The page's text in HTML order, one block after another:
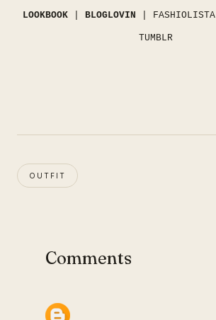
LOOKBOOK BLOGLOVIN FASHIOLISTA
TUMBLR
OUTFIT
Comments